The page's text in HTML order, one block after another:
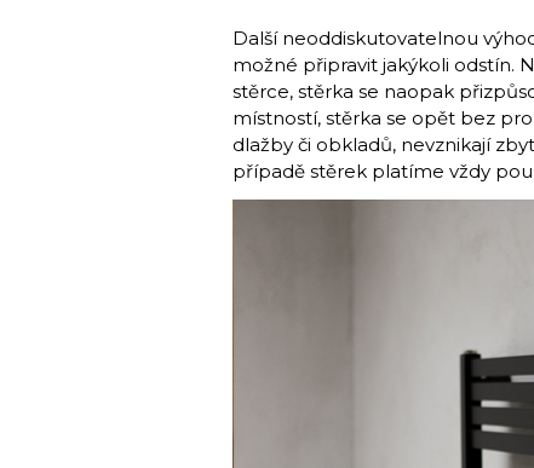
Další neoddiskutovatelnou
možné připravit jakýkoli odstín.
stěrce, stěrka se naopak
místností, stěrka se opět bez
dlažby či obkladů, nevznikají
případě stěrek platíme vždy